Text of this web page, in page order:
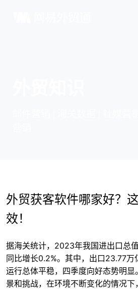
外贸获客软件哪家好？
效！
据海关统计，2023年我国进出口总
同比增长0.2%。其中，出口23.77万
运行总体平稳，四季度向好态势明
景和挑战，在环境不断变化的情况